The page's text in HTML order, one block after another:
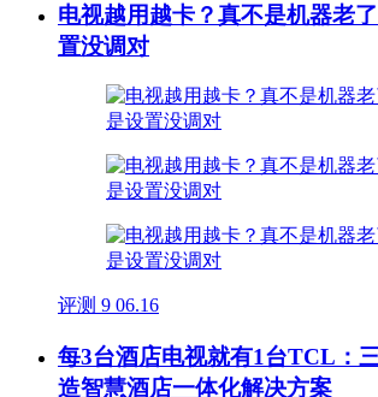
电视越用越卡？真不是机器老
置没调对
评测 9 06.16
每3台酒店电视就有1台TCL：
造智慧酒店一体化解决方案